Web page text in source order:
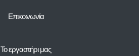
Επικοινωνία
Το εργαστήρι μας